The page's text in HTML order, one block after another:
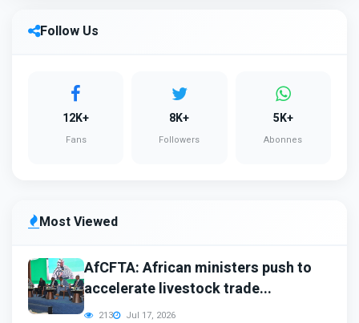
Follow Us
12K+
Fans
8K+
Followers
5K+
Abonnes
Most Viewed
AfCFTA: African ministers push to
accelerate livestock trade...
213 Jul 17, 2026